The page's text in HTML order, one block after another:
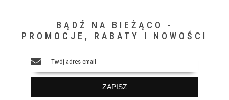
BĄDŹ NA BIEŻĄCO -
PROMOCJE, RABATY I NOWOŚCI